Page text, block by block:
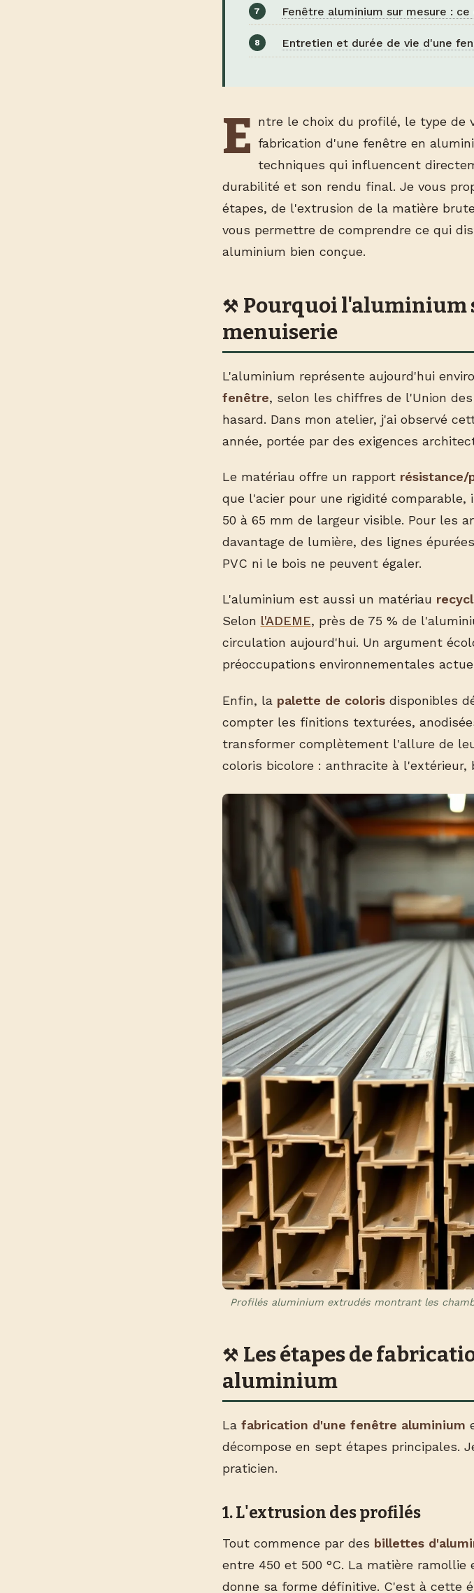
Fenêtre aluminium sur mesure :
Entretien et durée de vie d'une
E ntre le choix du profilé, le type de
fabrication d'une fenêtre en
techniques qui influencent
durabilité et son rendu final. Je vous
étapes, de l'extrusion de la matière
vous permettre de comprendre ce qui
aluminium bien conçue.
Pourquoi l'aluminium
menuiserie
L'aluminium représente aujourd'hui
fenêtre, selon les chiffres de l'Union
hasard. Dans mon atelier, j'ai observé
année, portée par des exigences
Le matériau offre un rapport résistance/
que l'acier pour une rigidité
50 à 65 mm de largeur visible. Pour les
davantage de lumière, des lignes
PVC ni le bois ne peuvent égaler.
L'aluminium est aussi un matériau
Selon l'ADEME, près de 75 % de
circulation aujourd'hui. Un argument
préoccupations environnementales
Enfin, la palette de colorisdisponibles
compter les finitions texturées,
transformer complètement l'allure de
coloris bicolore : anthracite à l'extérieur,
Profilés aluminium extrudés montrant les
Les étapes de
aluminium
La fabrication d'une fenêtre aluminium
décompose en sept étapes principales.
praticien.
1. L'extrusion des profilés
Tout commence par des billettes
entre 450 et 500 °C. La matière
donne sa forme définitive. C'est à cette